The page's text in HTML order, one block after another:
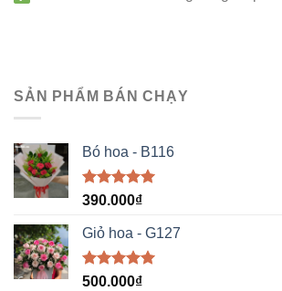
SẢN PHẨM BÁN CHẠY
Bó hoa - B116
Được xếp
5 sao
390.000₫
Giỏ hoa - G127
Được xếp
500.000₫